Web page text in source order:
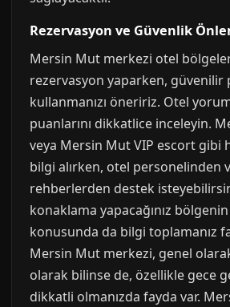
Rezervasyon ve Güvenlik
Mersin Mut merkezi otel
rezervasyon yaparken, güvenilir
kullanmanızı öneririz. Otel
puanlarını dikkatlice inceleyin.
veya Mersin Mut VIP escort gibi
bilgi alırken, otel personelinden
rehberlerden destek
konaklama yapacağınız
konusunda da bilgi toplamanız
Mersin Mut merkezi, genel
olarak bilinse de, özellikle gece
dikkatli olmanızda fayda var.